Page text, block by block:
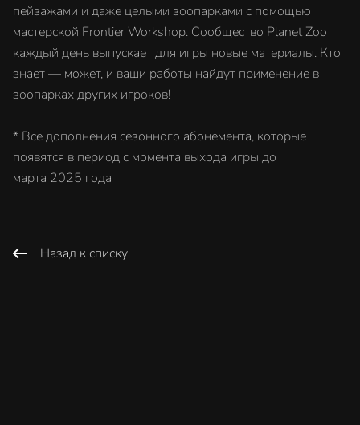
пейзажами и даже целыми зоопарками с помощью
мастерской Frontier Workshop. Сообщество Planet Zoo
каждый день выпускает для игры новые материалы. Кто
знает — может, и ваши работы найдут применение в
зоопарках других игроков!
* Все дополнения сезонного абонемента, которые
появятся в период с момента выхода игры до
марта 2025 года
Назад к списку